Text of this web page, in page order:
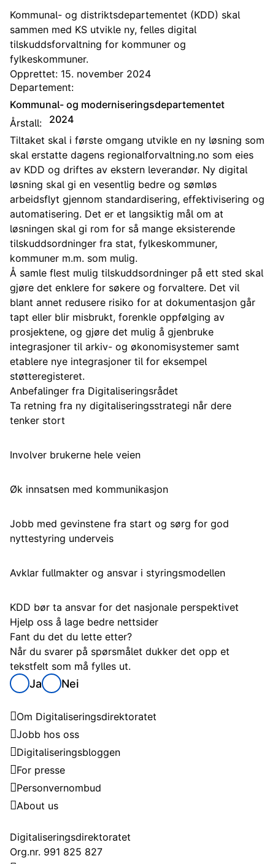
Kommunal- og distriktsdepartementet (KDD) skal
sammen med KS utvikle ny, felles digital
tilskuddsforvaltning for kommuner og
fylkeskommuner.
Opprettet: 15. november 2024
Departement:
Kommunal- og moderniseringsdepartementet
Årstall:
2024
Tiltaket skal i første omgang utvikle en ny løsning som
skal erstatte dagens regionalforvaltning.no som eies
av KDD og driftes av ekstern leverandør. Ny digital
løsning skal gi en vesentlig bedre og sømløs
arbeidsflyt gjennom standardisering, effektivisering og
automatisering. Det er et langsiktig mål om at
løsningen skal gi rom for så mange eksisterende
tilskuddsordninger fra stat, fylkeskommuner,
kommuner m.m. som mulig.
Å samle flest mulig tilskuddsordninger på ett sted skal
gjøre det enklere for søkere og forvaltere. Det vil
blant annet redusere risiko for at dokumentasjon går
tapt eller blir misbrukt, forenkle oppfølging av
prosjektene, og gjøre det mulig å gjenbruke
integrasjoner til arkiv- og økonomisystemer samt
etablere nye integrasjoner til for eksempel
støtteregisteret.
Anbefalinger fra Digitaliseringsrådet
Ta retning fra ny digitaliseringsstrategi når dere
tenker stort
Involver brukerne hele veien
Øk innsatsen med kommunikasjon
Jobb med gevinstene fra start og sørg for god
nyttestyring underveis
Avklar fullmakter og ansvar i styringsmodellen
KDD bør ta ansvar for det nasjonale perspektivet
Hjelp oss å lage bedre nettsider
Fant du det du lette etter?
Når du svarer på spørsmålet dukker det opp et
tekstfelt som må fylles ut.
Ja Nei
Om Digitaliseringsdirektoratet
Jobb hos oss
Digitaliseringsbloggen
For presse
Personvernombud
About us
Digitaliseringsdirektoratet
Org.nr. 991 825 827